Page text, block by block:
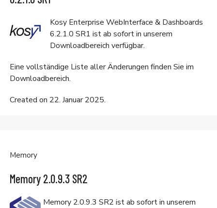
Kosy Enterprise WebInterface & Dashboards
6.2.1.0 SR1 ist ab sofort in unserem
Downloadbereich verfügbar.
Eine vollständige Liste aller Änderungen finden Sie im
Downloadbereich.
Created on 22. Januar 2025.
Memory
Memory 2.0.9.3 SR2
Memory 2.0.9.3 SR2 ist ab sofort in unserem